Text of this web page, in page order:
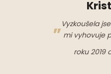
Vyzkoušela
mi vyhovuje
roku 2019